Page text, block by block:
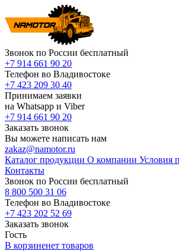
Звонок по России бесплатный
+7 914 661 90 20
Телефон во Владивостоке
+7 423 209 30 40
Принимаем заявки
на Whatsapp и Viber
+7 914 661 90 20
Заказать звонок
Вы можете написать нам
zakaz@namotor.ru
Каталог продукции О компании Условия
Контакты
Звонок по России бесплатный
8 800 500 31 06
Телефон во Владивостоке
+7 423 202 52 69
Заказать звонок
Гость
В корзиненет товаров